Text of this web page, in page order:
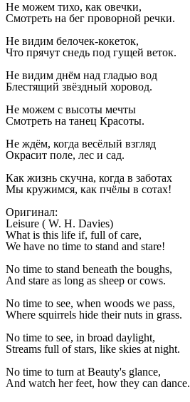
Не можем тихо, как овечки,
Смотреть на бег проворной речки.
Не видим белочек-кокеток,
Что прячут снедь под гущей веток.
Не видим днём над гладью вод
Блестящий звёздный хоровод.
Не можем с высоты мечты
Смотреть на танец Красоты.
Не ждём, когда весёлый взгляд
Окрасит поле, лес и сад.
Как жизнь скучна, когда в заботах
Мы кружимся, как пчёлы в сотах!
Оригинал:
Leisure ( W. H. Davies)
What is this life if, full of care,
We have no time to stand and stare!
No time to stand beneath the boughs,
And stare as long as sheep or cows.
No time to see, when woods we pass,
Where squirrels hide their nuts in grass.
No time to see, in broad daylight,
Streams full of stars, like skies at night.
No time to turn at Beauty's glance,
And watch her feet, how they can dance.